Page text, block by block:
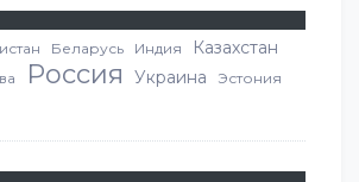
Беларусь Индия Казахстан
Россия Украина Эстония